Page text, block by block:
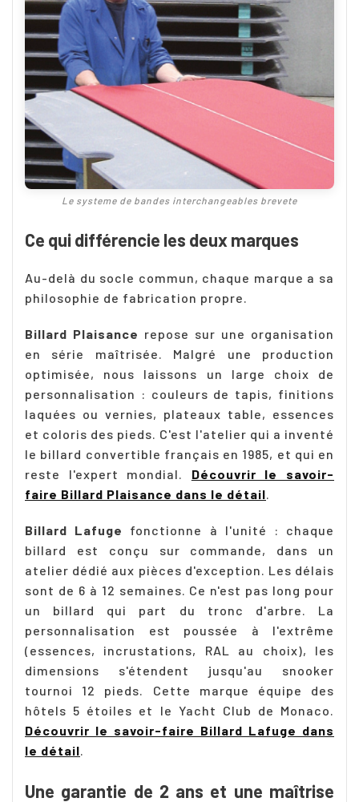
Le systeme de bandes interchangeables brevete
Ce qui différencie les deux marques
Au-delà du socle commun, chaque marque a sa
philosophie de fabrication propre.
Billard Plaisance repose sur une organisation
en série maîtrisée. Malgré une production
optimisée, nous laissons un large choix de
personnalisation : couleurs de tapis, finitions
laquées ou vernies, plateaux table, essences
et coloris des pieds. C'est l'atelier qui a inventé
le billard convertible français en 1985, et qui en
reste l'expert mondial. Découvrir le savoir-
faire Billard Plaisance dans le détail.
Billard Lafuge
fonctionne à l'unité : chaque
billard est conçu sur commande, dans un
atelier dédié aux pièces d'exception. Les délais
sont de 6 à 12 semaines. Ce n'est pas long pour
un billard qui part du tronc d'arbre. La
personnalisation est poussée à l'extrême
(essences, incrustations, RAL au choix), les
dimensions s'étendent jusqu'au snooker
tournoi 12 pieds. Cette marque équipe des
hôtels 5 étoiles et le Yacht Club de Monaco.
Découvrir le savoir-faire Billard Lafuge dans
le détail.
Une garantie de 2 ans et une maîtrise